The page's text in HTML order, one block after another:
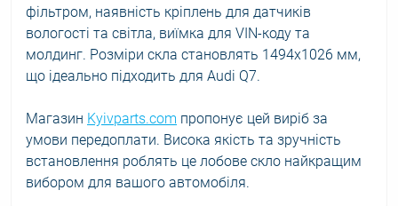
фільтром, наявність кріплень для датчиків
вологості та світла, виїмка для VIN-коду та
молдинг. Розміри скла становлять 1494x1026 мм,
що ідеально підходить для Audi Q7.
Магазин Kyivparts.com пропонує цей виріб за
умови передоплати. Висока якість та зручність
встановлення роблять це лобове скло найкращим
вибором для вашого автомобіля.